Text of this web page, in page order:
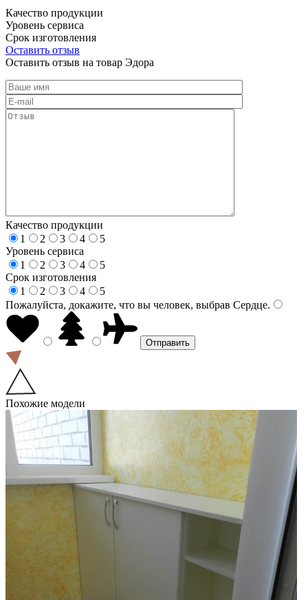
Качество продукции
Уровень сервиса
Срок изготовления
Оставить отзыв
Оставить отзыв на товар Эдора
Качество продукции
1
2 3 4
5
Уровень сервиса
1
2 3 4
5
Срок изготовления
1
2 3 4
5
Пожалуйста, докажите, что вы человек, выбрав Сердце.
Похожие модели